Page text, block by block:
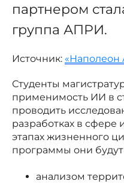
партнером
группа АПРИ.
Источник: «Наполеон
Студенты
применимость ИИ в
проводить
разработках в сфере
этапах жизненного
программы они будут
анализом